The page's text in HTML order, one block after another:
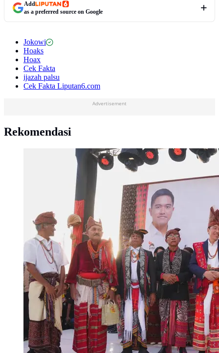
Add
as a preferred source on Google
Jokowi
Hoaks
Hoax
Cek Fakta
ijazah palsu
Cek Fakta Liputan6.com
Advertisement
Rekomendasi